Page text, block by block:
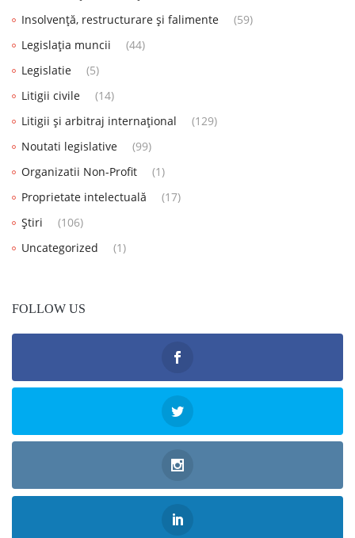
Insolvență, restructurare și falimente
(59)
Legislația muncii
(44)
Legislatie
(5)
Litigii civile
(14)
Litigii și arbitraj internațional
(129)
Noutati legislative
(99)
Organizatii Non-Profit
(1)
Proprietate intelectuală
(17)
Știri
(106)
Uncategorized
(1)
FOLLOW US